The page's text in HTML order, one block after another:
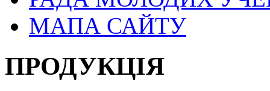
МАПА САЙТУ
ПРОДУКЦІЯ